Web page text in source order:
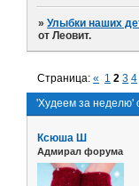
»Улыбки наших
от Леовит.
'Худеем за неделю'
Страница:« 1 2 3 4
Ксюша Ш
Адмирал форума